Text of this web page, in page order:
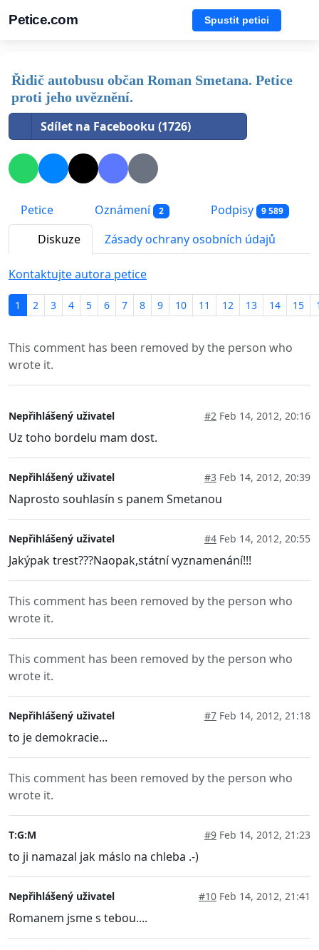
Petice.com Spustit petici
Řidič autobusu občan Roman Smetana. Petice
proti jeho uvěznění.
Sdílet na Facebooku (1726)
Petice Oznámení 2 Podpisy 9 589
Diskuze Zásady ochrany osobních údajů
Kontaktujte autora petice
1 2 3 4 5 6 7 8 9 10 11 12 13 14 15
This comment has been removed by the person who
wrote it.
Nepřihlášený uživatel #2 Feb 14, 2012, 20:16
Uz toho bordelu mam dost.
Nepřihlášený uživatel #3 Feb 14, 2012, 20:39
Naprosto souhlasín s panem Smetanou
Nepřihlášený uživatel #4 Feb 14, 2012, 20:55
Jakýpak trest???Naopak,státní vyznamenání!!!
This comment has been removed by the person who
wrote it.
This comment has been removed by the person who
wrote it.
Nepřihlášený uživatel #7 Feb 14, 2012, 21:18
to je demokracie...
This comment has been removed by the person who
wrote it.
T:G:M #9 Feb 14, 2012, 21:23
to ji namazal jak máslo na chleba .-)
Nepřihlášený uživatel #10 Feb 14, 2012, 21:41
Romanem jsme s tebou....